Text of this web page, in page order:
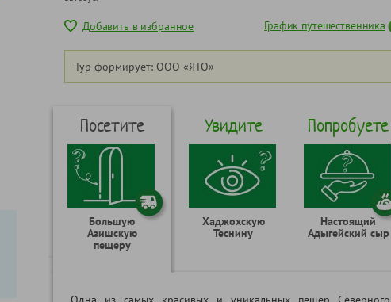
Добавить в избранное График путешественника
Тур формирует: ООО «ЯТО»
Посетите
Большую
Азишскую
пещеру
Увидите
Хаджохскую
Теснину
Попробуете
Настоящий
Адыгейский сыр